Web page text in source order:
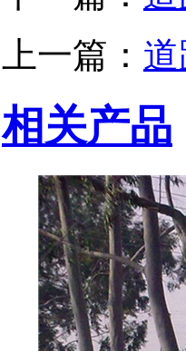
上一篇：
相关产品